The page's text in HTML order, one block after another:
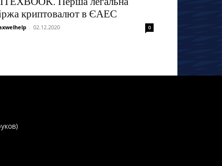
криптовалют в ЄАЕС
- 02.12.2020 0